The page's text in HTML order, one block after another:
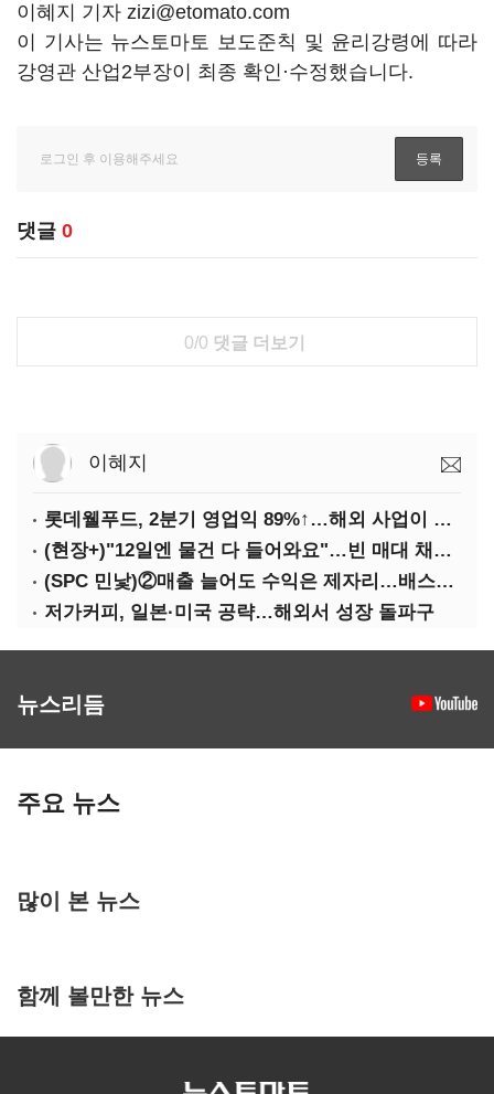
이혜지 기자 zizi@etomato.com
이 기사는 뉴스토마토 보도준칙 및 윤리강령에 따라
강영관 산업2부장이 최종 확인·수정했습니다.
댓글 0
0/0 댓글 더보기
이혜지
롯데웰푸드, 2분기 영업익 89%↑…해외 사업이 실적 견인
(현장+)"12일엔 물건 다 들어와요"…빈 매대 채우며 문 연 홈플러스
(SPC 민낯)②매출 늘어도 수익은 제자리…배스킨라빈스 점주 '속앓이'
저가커피, 일본·미국 공략…해외서 성장 돌파구
뉴스리듬
주요 뉴스
많이 본 뉴스
함께 볼만한 뉴스